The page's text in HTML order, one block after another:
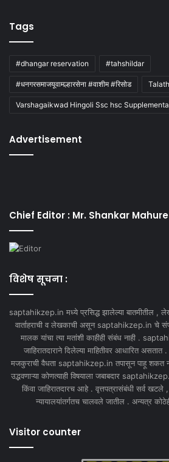
Tags
#dhangar reservation #tahshildar
#धनगरसमाजयूवामल्हारसेना #वाशीम #रिसोड
Varshagaikwad Hingoli Ssc hsc
Advertisement
Chief Editor : Mr. Shankar Mahure
विशेष सूचना :
saptahikzep.in मध्ये प्रसिद्ध झालेल्या बातमीतील ,
वार्ताहराची व लेखकाची असून saptahikzep.in चे
मालक यांचा त्या मतांशी काहीही संबंध नाही .
जाहिरातदाराने दिलेल्या माहितीवर आधारित असतात
मजकुराची वैधता saptahikzep.in तपासून पाहू शकत
उद्भवणाऱ्या कोणत्याही विषयाला जबाबदार
किंवा जाहिरातदारच आहे . वृत्तपत्रासंबंधी सर्व खटले
न्यायालयांतर्गतच चालवले जातील . अन्यत्र
Visitor counter